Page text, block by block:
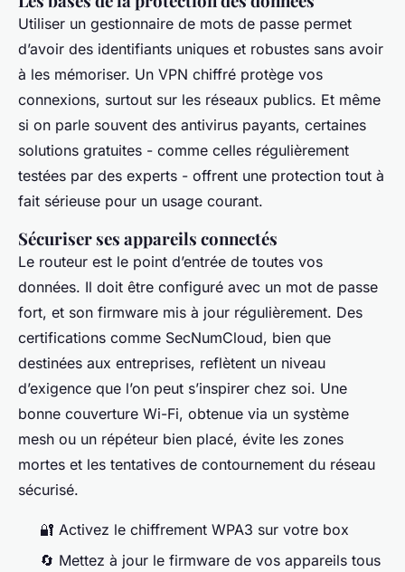
Utiliser un gestionnaire de mots de passe permet
d’avoir des identifiants uniques et robustes sans avoir
à les mémoriser. Un VPN chiffré protège vos
connexions, surtout sur les réseaux publics. Et même
si on parle souvent des antivirus payants, certaines
solutions gratuites - comme celles régulièrement
testées par des experts - offrent une protection tout à
fait sérieuse pour un usage courant.
Sécuriser ses appareils connectés
Le routeur est le point d’entrée de toutes vos
données. Il doit être configuré avec un mot de passe
fort, et son firmware mis à jour régulièrement. Des
certifications comme SecNumCloud, bien que
destinées aux entreprises, reflètent un niveau
d’exigence que l’on peut s’inspirer chez soi. Une
bonne couverture Wi-Fi, obtenue via un système
mesh ou un répéteur bien placé, évite les zones
mortes et les tentatives de contournement du réseau
sécurisé.
🔐 Activez le chiffrement WPA3 sur votre box
🔄 Mettez à jour le firmware de vos appareils tous